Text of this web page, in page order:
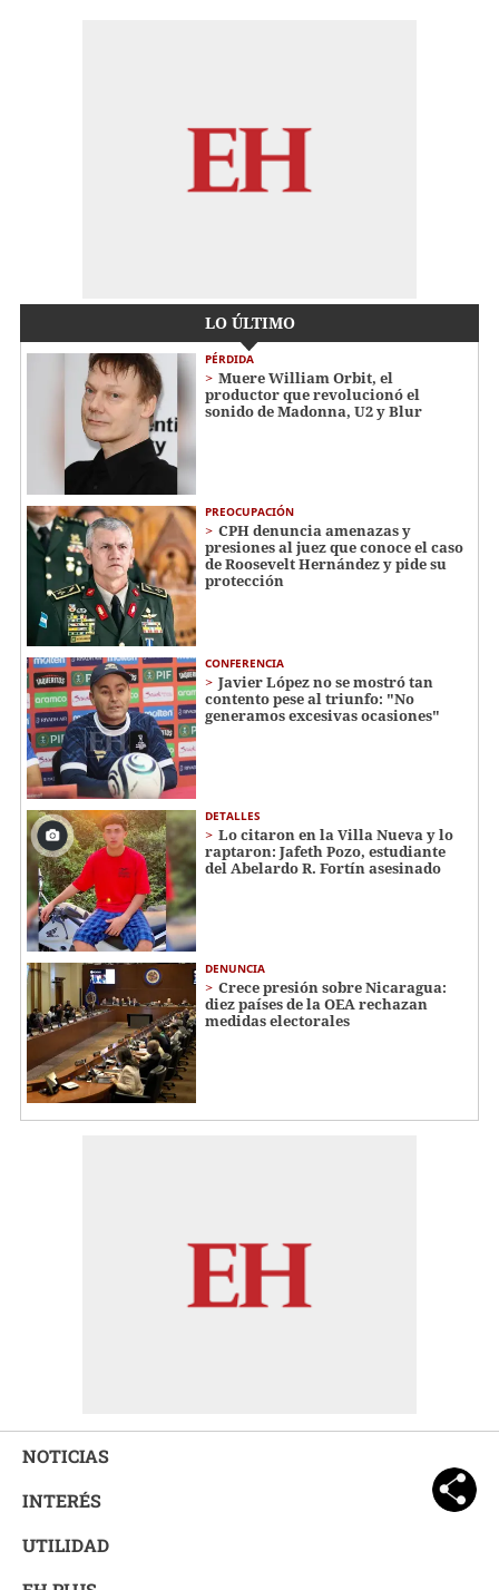
LO ÚLTIMO
PÉRDIDA
Muere William Orbit, el
productor que revolucionó el
sonido de Madonna, U2 y Blur
PREOCUPACIÓN
CPH denuncia amenazas y
presiones al juez que conoce el caso
de Roosevelt Hernández y pide su
protección
CONFERENCIA
Javier López no se mostró tan
contento pese al triunfo: "No
generamos excesivas ocasiones"
DETALLES
Lo citaron en la Villa Nueva y lo
raptaron: Jafeth Pozo, estudiante
del Abelardo R. Fortín asesinado
DENUNCIA
Crece presión sobre Nicaragua:
diez países de la OEA rechazan
medidas electorales
NOTICIAS
INTERÉS
UTILIDAD